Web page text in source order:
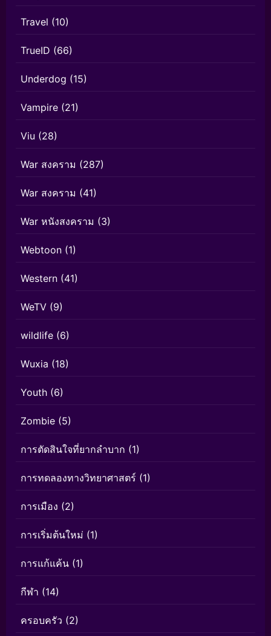
Travel (10)
TrueID (66)
Underdog (15)
Vampire (21)
Viu (28)
War สงคราม (287)
War สงคราม (41)
War หนังสงคราม (3)
Webtoon (1)
Western (41)
WeTV (9)
wildlife (6)
Wuxia (18)
Youth (6)
Zombie (5)
การตัดสินใจที่ยากลำบาก (1)
การทดลองทางวิทยาศาสตร์ (1)
การเมือง (2)
การเริ่มต้นใหม่ (1)
การแก้แค้น (1)
กีฬา (14)
ครอบครัว (2)